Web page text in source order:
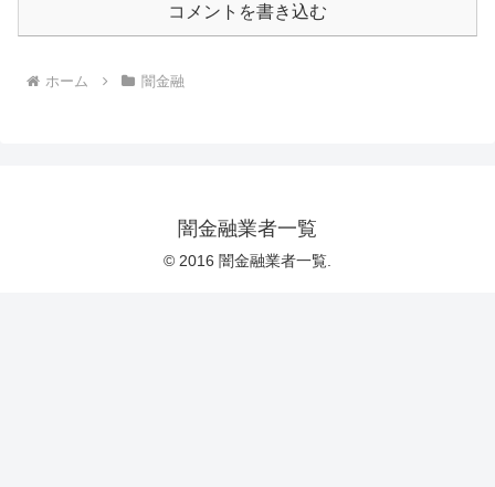
コメントを書き込む
ホーム 闇金融
闇金融業者一覧
© 2016 闇金融業者一覧.